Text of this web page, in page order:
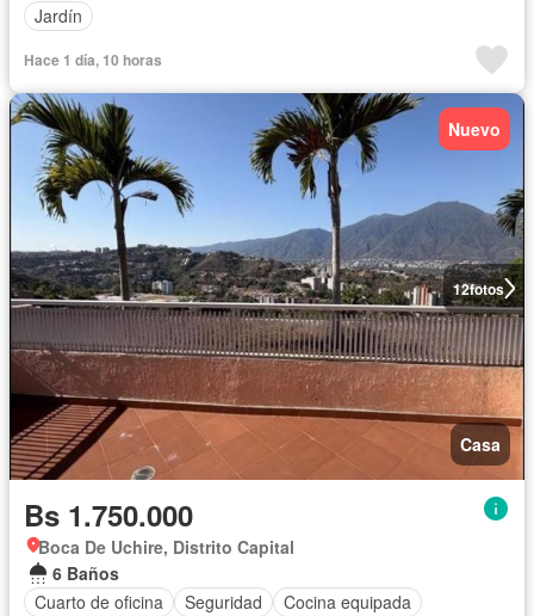
Jardín
Hace 1 día, 10 horas
12fotos
Nuevo
Casa
Bs 1.750.000
Boca De Uchire, Distrito Capital
6 Baños
Cuarto de oficina
Seguridad
Cocina equipada